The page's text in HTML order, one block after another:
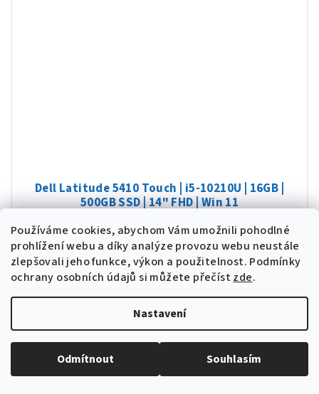
Používáme cookies, abychom Vám umožnili pohodlné
prohlížení webu a díky analýze provozu webu neustále
zlepšovali jeho funkce, výkon a použitelnost. Podmínky
ochrany osobních údajů si můžete přečíst zde.
Nastavení
Odmítnout Souhlasím
Dell Latitude 5410 Touch | i5-10210U | 16GB |
500GB SSD | 14" FHD | Win 11
500GB SSD NVMe, 14"dotykový displej(1920 x 1080 px),
Intel® UHD Graphics for 10th Gen, podsvícená klávesnice, Win
11 Pro, stav "A-"
Skladem(>5 ks)